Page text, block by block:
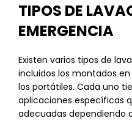
TIPOS DE
EMERGENCIA
Existen varios tipos de
incluidos los montados
los portátiles. Cada uno
aplicaciones específicas
adecuadas dependiendo